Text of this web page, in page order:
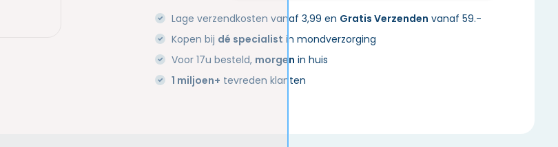
Lage verzendkosten vanaf 3,99 en Gratis Verzenden vanaf 59.-
Kopen bij dé specialist in mondverzorging
Voor 17u besteld, morgen in huis
1 miljoen+ tevreden klanten